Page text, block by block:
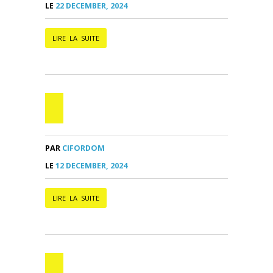
LE 22 DECEMBER, 2024
LIRE LA SUITE
PAR CIFORDOM
LE 12 DECEMBER, 2024
LIRE LA SUITE